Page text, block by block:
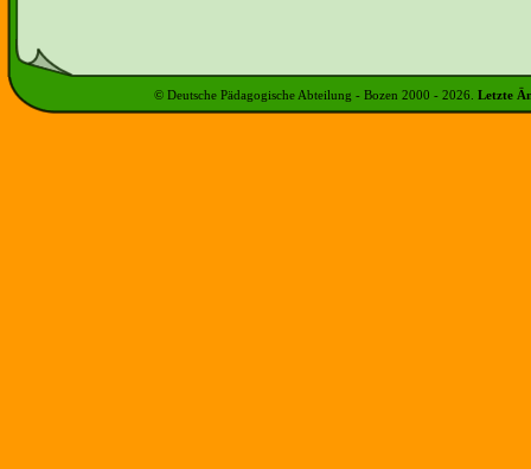
© Deutsche Pädagogische Abteilung - Bozen 2000 - 2026 Letzte